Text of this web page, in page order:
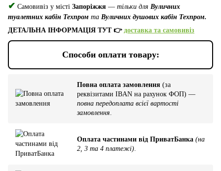
✔ Самовивіз у місті Запоріжжя — тільки для Вуличних
туалетних кабін Техпром та Вуличних душових кабін Техпром.
ДЕТАЛЬНА ІНФОРМАЦІЯ ТУТ 👉 доставка та самовивіз
Способи оплати товару:
Повна оплата замовлення (за
реквізитами IBAN на рахунок ФОП) —
повна передоплата всієї вартості
замовлення
Оплата частинами від ПриватБанка (на
2, 3 та 4 платежі)